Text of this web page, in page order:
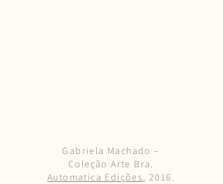
Gabriela Machado –
Coleção Arte Bra.
Automatica Edições, 2016.